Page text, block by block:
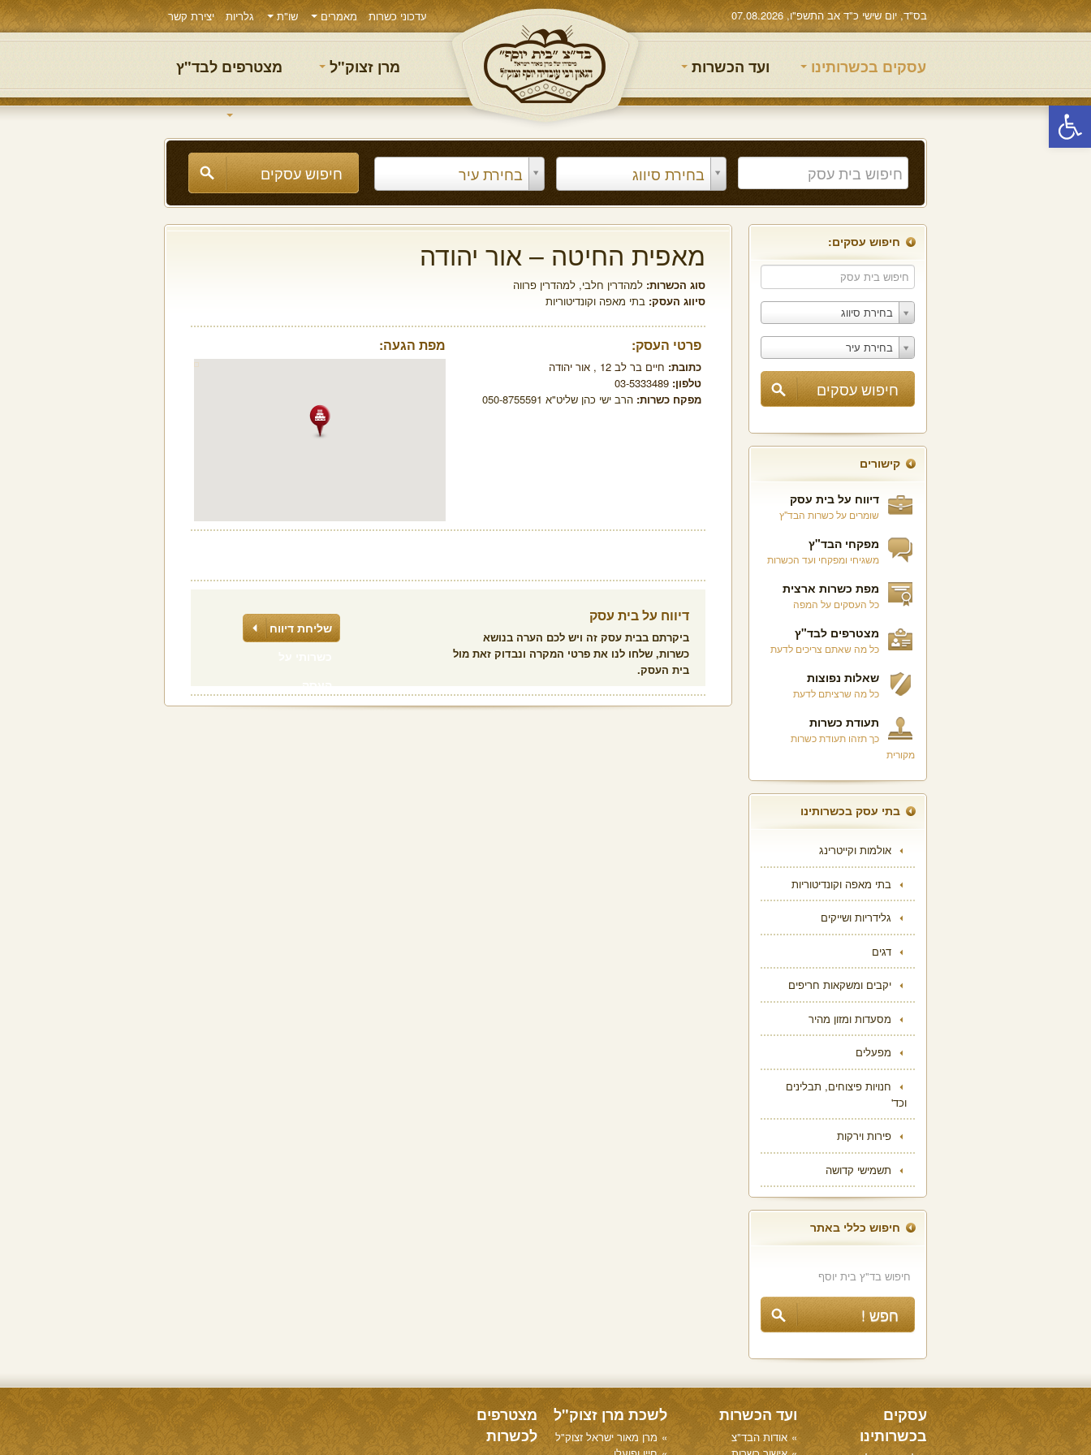
פתח סרגל נגישות
בס"ד, יום שישי כ"ד אב התשפ"ו, 07.08.2026 עדכוני כשרות מאמרים שו"ת גלריות יצירת קשר
עסקים בכשרותינו ועד הכשרות מרן זצוק"ל מצטרפים לבד"ץ
בחירת סיווג בחירת עיר
חיפוש עסקים:
בחירת סיווג
בחירת עיר
קישורים
דיווח על בית עסק
שומרים על כשרות הבד"ץ
מפקחי הבד"ץ
משגיחי ומפקחי ועד הכשרות
מפת כשרות ארצית
כל העסקים על המפה
מצטרפים לבד"ץ
כל מה שאתם צריכים לדעת
שאלות נפוצות
כל מה שרציתם לדעת
תעודת כשרות
כך תזהו תעודת כשרות
מקורית
בתי עסק בכשרותינו
אולמות וקייטרינג
בתי מאפה וקונדיטוריות
גלידריות ושייקים
דגים
יקבים ומשקאות חריפים
מסעדות ומזון מהיר
מפעלים
חנויות פיצוחים, תבלינים
וכד'
פירות וירקות
תשמישי קדושה
חיפוש כללי באתר
מאפית החיטה – אור יהודה
סוג הכשרות: למהדרין חלבי, למהדרין פרווה
סיווג העסק: בתי מאפה וקונדיטוריות
פרטי העסק:
כתובת: חיים בר לב 12 , אור יהודה
טלפון: 03-5333489
מפקח כשרות: הרב ישי כהן שליט"א 050-8755591
מפת הגעה:
דיווח על בית עסק
ביקרתם בבית עסק זה ויש לכם הערה בנושא
כשרות, שלחו לנו את פרטי המקרה ונבדוק זאת מול
בית העסק.
שליחת דיווח
עסקים
בכשרותינו
ועד הכשרות
אודות הבד"צ
לשכת מרן זצוק"ל
מרן מאור ישראל זצוק"ל
מצטרפים
לכשרות